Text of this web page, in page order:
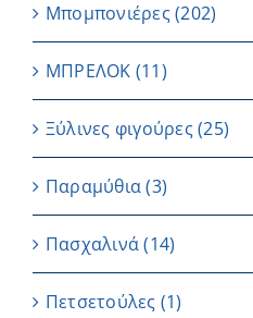
Μπομπονιέρες(202)
ΜΠΡΕΛΟΚ (11)
Ξύλινες φιγούρες(25)
Παραμύθια (3)
Πασχαλινά (14)
Πετσετούλες (1)